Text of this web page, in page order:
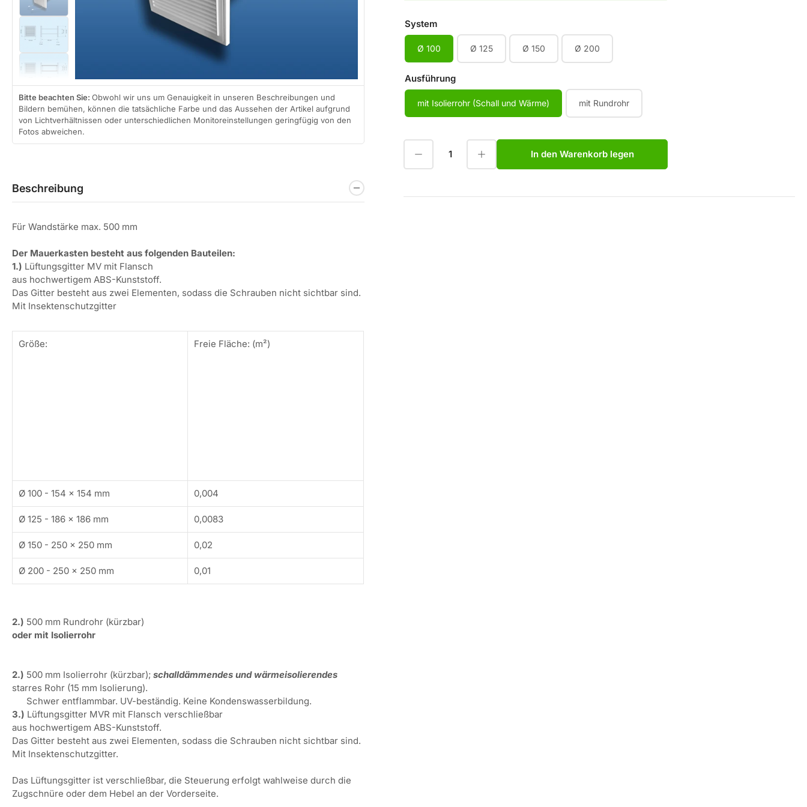
Modal
öffnen
laden
in
laden
Bild
5
in
Galerieansicht
laden
Bild
in
Galerieansicht
7
laden
Bild
laden
Bild
10
laden
in
Galerieansicht
11
laden
Bitte beachten Sie: Obwohl wir uns um Genauigkeit in unseren Beschreibungen und
Bildern bemühen, können die tatsächliche Farbe und das Aussehen der Artikel aufgrund
von Lichtverhältnissen oder unterschiedlichen Monitoreinstellungen geringfügig von den
Fotos abweichen.
System
Ø 100 Ø 125 Ø 150 Ø 200
Ausführung
mit Isolierrohr (Schall und Wärme) mit Rundrohr
Menge reduzieren für Zuluft-Mauerkasten KZM
Anzahl Menge erhöhen für Zuluft-Mauerkasten KZM In den Warenkorb legen
Beschreibung
Für Wandstärke max. 500 mm
Der Mauerkasten besteht aus folgenden Bauteilen:
1.) Lüftungsgitter MV mit Flansch
aus hochwertigem ABS-Kunststoff.
Das Gitter besteht aus zwei Elementen, sodass die Schrauben nicht sichtbar sind.
Mit Insektenschutzgitter
Größe: Freie Fläche: (m²)
Ø 100 - 154 x 154 mm 0,004
Ø 125 - 186 x 186 mm 0,0083
Ø 150 - 250 x 250 mm 0,02
Ø 200 - 250 x 250 mm 0,01
2.) 500 mm Rundrohr (kürzbar)
oder mit Isolierrohr
2.) 500 mm Isolierrohr (kürzbar); schalldämmendes und wärmeisolierendes
starres Rohr (15 mm Isolierung).
Schwer entflammbar. UV-beständig. Keine Kondenswasserbildung.
3.) Lüftungsgitter MVR mit Flansch verschließbar
aus hochwertigem ABS-Kunststoff.
Das Gitter besteht aus zwei Elementen, sodass die Schrauben nicht sichtbar sind.
Mit Insektenschutzgitter.
Das Lüftungsgitter ist verschließbar, die Steuerung erfolgt wahlweise durch die
Zugschnüre oder dem Hebel an der Vorderseite.